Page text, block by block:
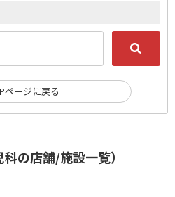
の店舗/施設一覧）
ページに戻る